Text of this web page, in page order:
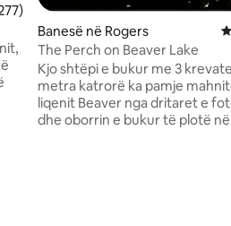
mesatar 4,97 nga 5, 277 vlerësime
Banesë në Rogers
The Perch on Beaver Lake
Kjo shtëpi e bukur me 3
metra katrorë ka pamje
liqenit Beaver nga dritaret e
dhe oborrin e bukur të plotë